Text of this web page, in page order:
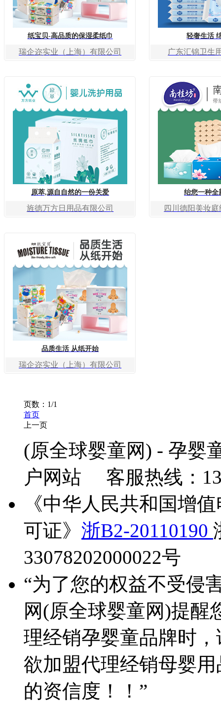
纸宝贝-高品质的保湿柔纸巾
瑞企迩实业（上海）有限公司
轻奢生活
广东汇锦卫生
原萃,源自自然的一份关爱
旌德万方日用品有限公司
绐您一种全
四川德阳美妆
品质生活 从纸开始
瑞企迩实业（上海）有限公司
页数：1/1
首页
上一页
转到
(原全球婴童网) - 孕婴
户网站 客服热线：
《中华人民共和国增
可证》 浙B2-20110190
33078202000022号
“为了您的权益不受侵
网(原全球婴童网)提醒
理经销孕婴童品牌时
欲加盟代理经销母婴
的资信度！！”